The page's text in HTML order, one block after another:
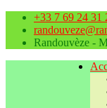
+33 7 69 24 31
Randouvèze -